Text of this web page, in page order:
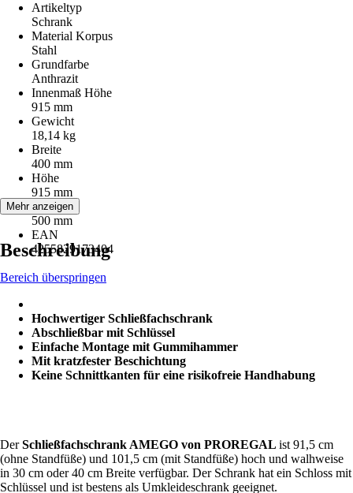
Artikeltyp
Schrank
Material Korpus
Stahl
Grundfarbe
Anthrazit
Innenmaß Höhe
915 mm
Gewicht
18,14 kg
Breite
400 mm
Höhe
915 mm
Tiefe
500 mm
EAN
4255829173404
Mehr anzeigen
Beschreibung
Bereich überspringen
Hochwertiger Schließfachschrank
Abschließbar mit Schlüssel
Einfache Montage mit Gummihammer
Mit kratzfester Beschichtung
Keine Schnittkanten für eine risikofreie Handhabung
DerSchließfachschrank AMEGO von PROREGAL ist 91,5 cm
(ohne Standfüße) und 101,5 cm (mit Standfüße) hoch und walhweise
in 30 cm oder 40 cm Breite verfügbar. Der Schrank hat ein Schloss mit
Schlüssel und ist bestens als Umkleideschrank geeignet.